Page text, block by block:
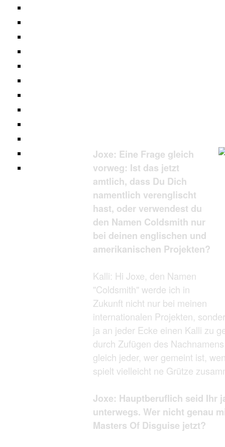
Joxe: Eine Frage gleich
vorweg: Ist das jetzt
amtlich, dass Du Dich
namentlich verenglischt
hast, oder verwendest du
den Namen Coldsmith nur
bei deinen englischen und
amerikanischen Projekten?
Kalli: Hi Joxe, den Namen
"Coldsmith" werde ich in
Zukunft nicht nur bei meinen
internationalen Projekten,
ja an jeder Ecke einen Kalli zu
durch Zufügen des
gleich jeder, wer gemeint ist,
spielt vielleicht ne Grütze
Joxe: Hauptberuflich seid Ihr
unterwegs. Wer nicht genau
Masters Of Disguise jetzt?